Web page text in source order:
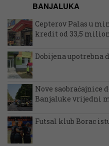
BANJALUKA
Cepterov Palas u
kredit od 33,5
Dobijena upotrebna
Nove saobraćajnice
Banjaluke vrijedni
Futsal klub Borac